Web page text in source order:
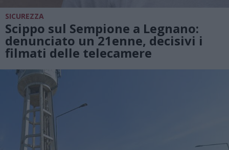
SICUREZZA
Scippo sul Sempione a Legnano:
denunciato un 21enne, decisivi i
filmati delle telecamere